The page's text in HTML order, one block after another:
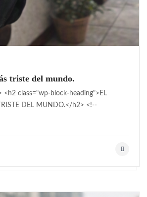
triste del mundo.
<h2 class="wp-block-heading">EL
DEL MUNDO.</h2> <!--